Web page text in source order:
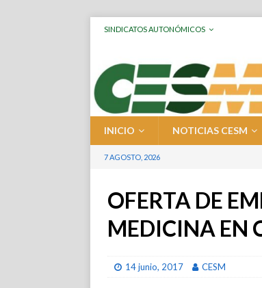
SINDICATOS AUTONÓMICOS
INICIO NOTICIAS CESM
7 AGOSTO, 2026
OFERTA DE
MEDICINA EN
14 junio, 2017 CESM